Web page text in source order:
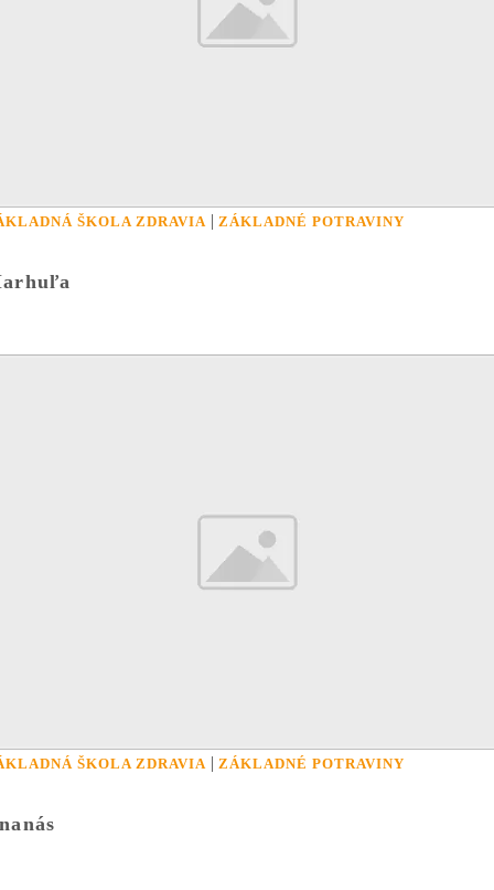
ŠKOLA ZDRAVIA | ZÁKLADNÉ POTRAVINY
ŠKOLA ZDRAVIA | ZÁKLADNÉ POTRAVINY